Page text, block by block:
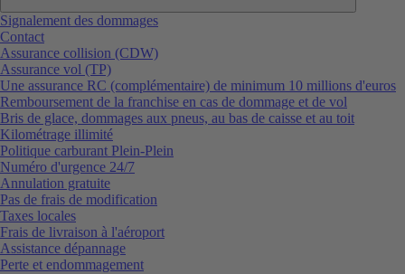
Signalement des dommages
Contact
Assurance collision (CDW)
Assurance vol (TP)
Une assurance RC (complémentaire) de minimum 10 millions d'euros
Remboursement de la franchise en cas de dommage et de vol
Bris de glace, dommages aux pneus, au bas de caisse et au toit
Kilométrage illimité
Politique carburant Plein-Plein
Numéro d'urgence 24/7
Annulation gratuite
Pas de frais de modification
Taxes locales
Frais de livraison à l'aéroport
Assistance dépannage
Perte et endommagement